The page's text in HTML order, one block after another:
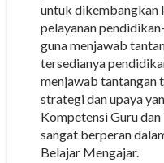
untuk dikembangkan
pelayanan
guna menjawab
tersedianya
menjawab tantangan
strategi dan upaya
Kompetensi Guru
sangat berperan
Belajar Mengajar.